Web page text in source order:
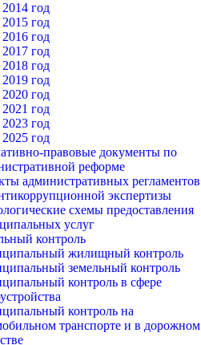
2014 год
2015 год
2016 год
2017 год
2018 год
2019 год
2020 год
2021 год
2023 год
2025 год
правовые документы по
реформе
административных регламентов
экспертизы
схемы предоставления
услуг
контроль
жилищный контроль
земельный контроль
контроль в сфере
контроль на
транспорте и в дорожном